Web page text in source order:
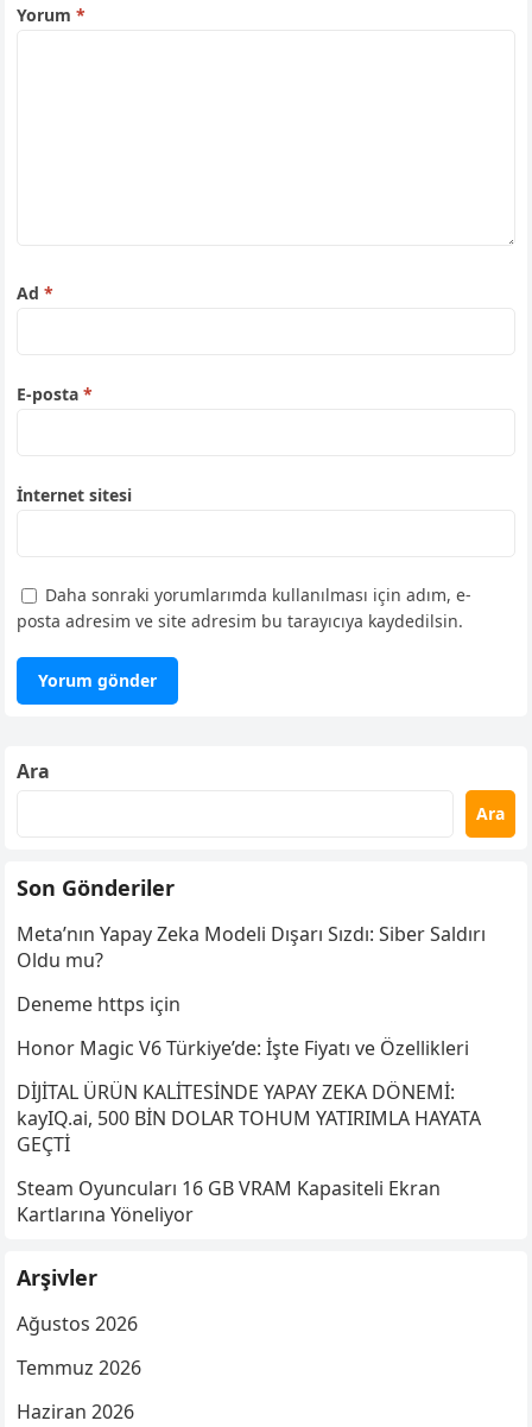
Yorum*
Ad*
E-posta*
İnternet sitesi
Daha sonraki yorumlarımda kullanılması için adım, e-
posta adresim ve site adresim bu tarayıcıya kaydedilsin.
Ara
Ara
Son Gönderiler
Meta’nın Yapay Zeka Modeli Dışarı Sızdı: Siber Saldırı
Oldu mu?
Deneme https için
Honor Magic V6 Türkiye’de: İşte Fiyatı ve Özellikleri
DİJİTAL ÜRÜN KALİTESİNDE YAPAY ZEKA DÖNEMİ:
kayIQ.ai, 500 BİN DOLAR TOHUM YATIRIMLA HAYATA
GEÇTİ
Steam Oyuncuları 16 GB VRAM Kapasiteli Ekran
Kartlarına Yöneliyor
Arşivler
Ağustos 2026
Temmuz 2026
Haziran 2026